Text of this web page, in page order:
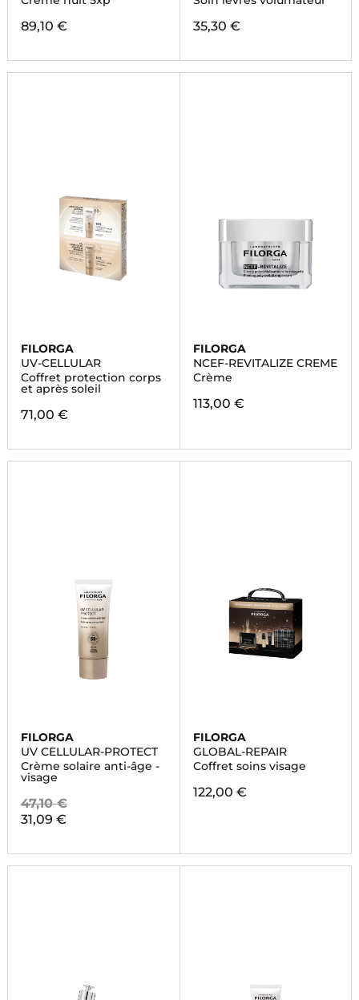
89,10 € 35,30 €
FILORGA
UV-CELLULAR
Coffret protection corps
et après soleil
71,00 €
FILORGA
NCEF-REVITALIZE CREME
Crème
113,00 €
FILORGA
UV CELLULAR-PROTECT
Crème solaire anti-âge -
visage
47,10 €
31,09 €
FILORGA
GLOBAL-REPAIR
Coffret soins visage
122,00 €